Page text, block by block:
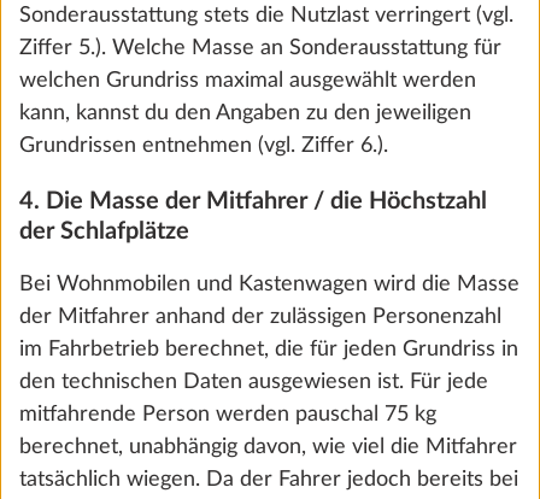
Wir nutzen Cookies, um dir die bestmögliche
Nutzung unserer Webseite zu ermöglichen und
unsere Kommunikation mit dir zu verbessern.
Wir berücksichtigen hierbei deine Präferenzen
und verarbeiten Daten für Statistik und
Marketing nur, wenn du uns durch Klicken auf
gibst. Du kannst deine Einwilligung jederzeit mit
Wirkung für die Zukunft widerrufen. Weitere
Informationen zu den Cookies und
Anpassungsmöglichkeiten findest du unter dem
Link „Details anzeigen“.
Du hast deinen Hobby konfiguriert – vielleicht fehlt
noch ein Detail, vielleicht ist schon alles perfekt. So
oder so: Ein Händler deiner Wahl begleitet deinen
letzten Schritt zum eigenen Traumfahrzeug. Auf der
nächsten Seite findest du die Zusammenfassung
deiner Konfiguration und den nächsten Händler in
deiner Nähe.
Zusammenfassung und Händlersuche
Sonderausstattung stets die Nutzlast verringert (vgl.
Ziffer 5.). Welche Masse an Sonderausstattung für
welchen Grundriss maximal ausgewählt werden
kann, kannst du den Angaben zu den jeweiligen
Grundrissen entnehmen (vgl. Ziffer 6.).
4. Die Masse der Mitfahrer / die Höchstzahl
der Schlafplätze
Bei Wohnmobilen und Kastenwagen wird die Masse
der Mitfahrer anhand der zulässigen Personenzahl
im Fahrbetrieb berechnet, die für jeden Grundriss in
den technischen Daten ausgewiesen ist. Für jede
mitfahrende Person werden pauschal 75 kg
berechnet, unabhängig davon, wie viel die Mitfahrer
tatsächlich wiegen. Da der Fahrer jedoch bereits bei